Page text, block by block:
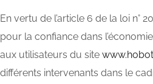
En vertu de l’article 6 de la loi n°
pour la confiance dans
aux utilisateurs du site
différents intervenants dans le